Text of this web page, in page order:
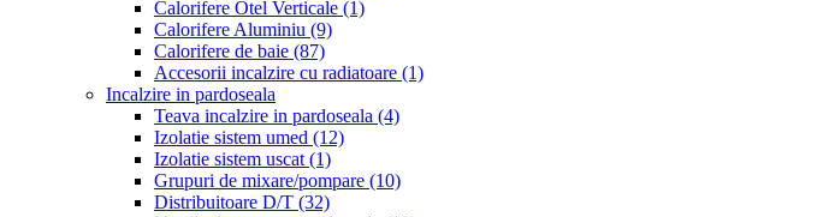
Calorifere Otel Verticale (1)
Calorifere Aluminiu (9)
Calorifere de baie (87)
Accesorii incalzire cu radiatoare (1)
Incalzire in pardoseala
Teava incalzire in pardoseala (4)
Izolatie sistem umed (12)
Izolatie sistem uscat (1)
Grupuri de mixare/pompare (10)
Distribuitoare D/T (32)